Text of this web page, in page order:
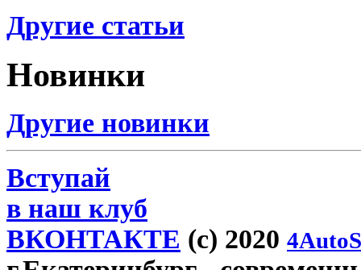
Другие статьи
Новинки
Другие новинки
Вступай
в наш клуб
ВКОНТАКТЕ (c) 2020